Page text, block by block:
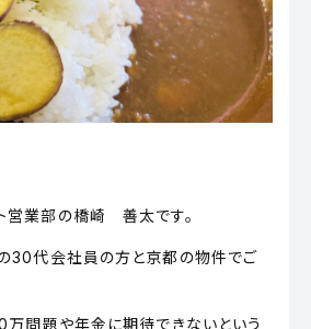
営業部の橋崎 善太です。
30代会社員の方と京都の物件でご
問題や年金に期待できないという